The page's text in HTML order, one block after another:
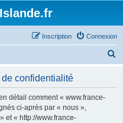
Connexion
Inscription
confidentialité
détail comment « www.france-
ci-après par « nous »,
et « http://www.france-